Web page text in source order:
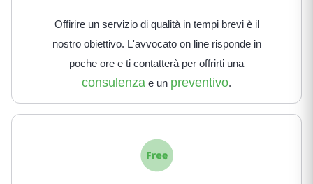
Offirire un servizio di qualità in tempi brevi è il
nostro obiettivo. L'avvocato on line risponde in
poche ore e ti contatterà per offrirti una
consulenza e un preventivo.